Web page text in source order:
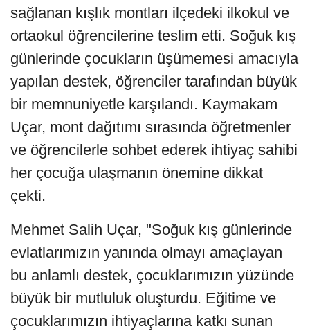
sağlanan kışlık montları ilçedeki ilkokul ve
ortaokul öğrencilerine teslim etti. Soğuk kış
günlerinde çocukların üşümemesi amacıyla
yapılan destek, öğrenciler tarafından büyük
bir memnuniyetle karşılandı. Kaymakam
Uçar, mont dağıtımı sırasında öğretmenler
ve öğrencilerle sohbet ederek ihtiyaç sahibi
her çocuğa ulaşmanın önemine dikkat
çekti.
Mehmet Salih Uçar, "Soğuk kış günlerinde
evlatlarımızın yanında olmayı amaçlayan
bu anlamlı destek, çocuklarımızın yüzünde
büyük bir mutluluk oluşturdu. Eğitime ve
çocuklarımızın ihtiyaçlarına katkı sunan